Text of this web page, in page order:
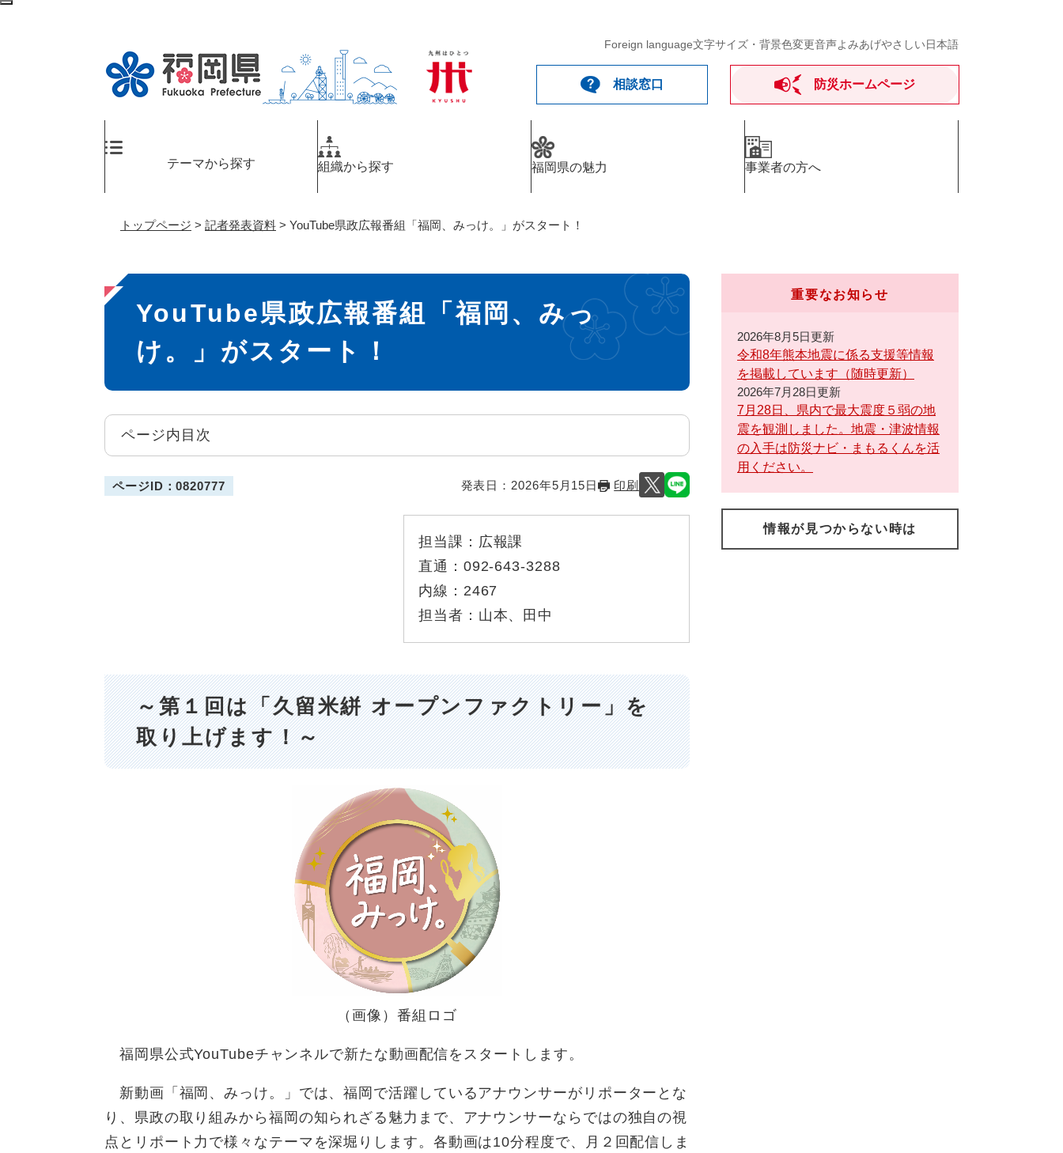
ペ
メ
Foreign language文字サイズ・背景色変更音声よみあげやさしい日本語
相談窓口 防災ホームページ
テーマから探す 組織から探す 福岡県の魅力 事業者の方へ
トップページ > 記者発表資料 > YouTube県政広報番組「福岡、みっけ。」がスタート！
本
文
YouTube県政広報番組「福岡、みっ
け。」がスタート！
ページ内目次
ページID：0820777 発表日： 2026年5月15日 印刷
担当課： 広報課
直通： 092-643-3288
内線： 2467
担当者： 山本、田中
～第１回は「久留米絣 オープンファクトリー」を
取り上げます！～
（画像）番組ロゴ
福岡県公式YouTubeチャンネルで新たな動画配信をスタートします。
新動画「福岡、みっけ。」では、福岡で活躍しているアナウンサーがリポーターとな
り、県政の取り組みから福岡の知られざる魅力まで、アナウンサーならではの独自の視
点とリポート力で様々なテーマを深堀りします。各動画は10分程度で、月２回配信しま
重要なお知らせ
2026年8月5日更新
令和8年熊本地震に係る支援等情報
を掲載しています（随時更新）
2026年7月28日更新
7月28日、県内で最大震度５弱の地
震を観測しました。地震・津波情報
の入手は防災ナビ・まもるくんを活
用ください。
情報が見つからない時は